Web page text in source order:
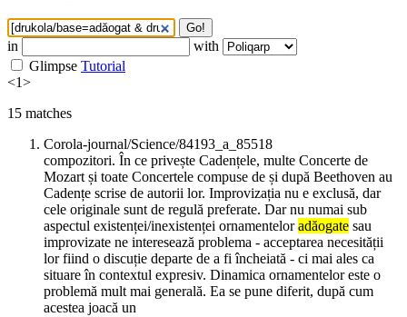
Go!
in
with
Glimpse Tutorial
<1>
15 matches
Corola-journal/Science/84193_a_85518
compozitori. În ce privește Cadențele, multe Concerte de
Mozart și toate Concertele compuse de și după Beethoven au
Cadențe scrise de autorii lor. Improvizația nu e exclusă, dar
cele originale sunt de regulă preferate. Dar nu numai sub
aspectul existenței/inexistenței ornamenteloradăogate sau
improvizate ne interesează problema - acceptarea necesității
lor fiind o discuție departe de a fi încheiată - ci mai ales ca
situare în contextul expresiv. Dinamica ornamentelor este o
problemă mult mai generală. Ea se pune diferit, după cum
acestea joacă un